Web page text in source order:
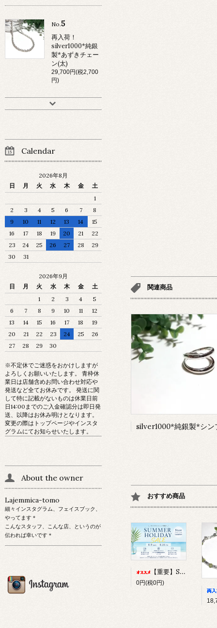
関連商品
おすすめ商品
【重要】SUMMER HOLIDAY SALEについて
0円(税0円)
No.5
再入荷！
silver1000*純銀
製*あずきチェー
ン(太)
29,700円(税2,700
円)
Calendar
2026年8月
日
月 火 水 木 金
土
1
2
3 4 5 6 7
8
9
10 11 12 13 14
15
16
17 18 19 20 21
22
23
24 25 26 27 28
29
30
31
2026年9月
日
月 火 水 木 金
土
1
2 3 4
5
6
7 8 9 10 11
12
13
14 15 16 17 18
19
20
21 22 23 24 25
26
27
28 29 30
※不定休でご迷惑をおかけしますが
よろしくお願いいたします。 青枠休
業日は店舗含めお問い合わせ対応や
発送など全てお休みです。 発送に関
して特に記載がないものは休業日前
日14:00までのご入金確認分は即日発
送、以降はお休み明けとなります。
変更の際はトップページやインスタ
グラムにてお知らせいたします。
About the owner
Lajemmica-tomo
細々インスタグラム、フェイスブック、
やってます＊
こんなスタッフ、こんな店、というのが
伝われば幸いです＊